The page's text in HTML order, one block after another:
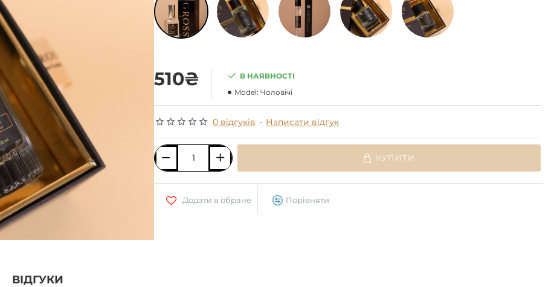
0 відгуків - Написати відгук
510₴
В НАЯВНОСТІ
Model: Чоловічі
КУПИТИ
Додати в обране Порівняти
ВІДГУКИ